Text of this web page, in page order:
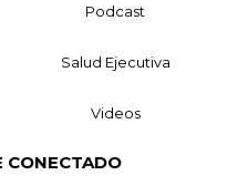
Podcast
Salud Ejecutiva
Videos
CONECTADO